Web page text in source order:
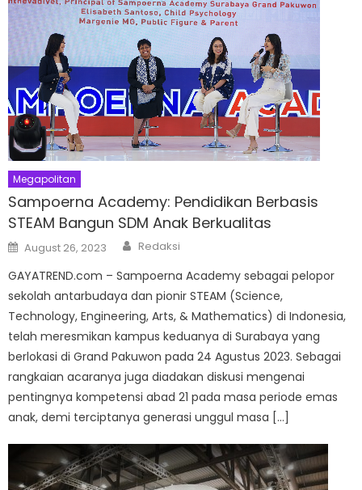
Megapolitan
Sampoerna Academy: Pendidikan Berbasis
STEAM Bangun SDM Anak Berkualitas
Posted
on
August 26, 2023 Author
Redaksi
GAYATREND.com – Sampoerna Academy sebagai pelopor
sekolah antarbudaya dan pionir STEAM (Science,
Technology, Engineering, Arts, & Mathematics) di Indonesia,
telah meresmikan kampus keduanya di Surabaya yang
berlokasi di Grand Pakuwon pada 24 Agustus 2023. Sebagai
rangkaian acaranya juga diadakan diskusi mengenai
pentingnya kompetensi abad 21 pada masa periode emas
anak, demi terciptanya generasi unggul masa […]